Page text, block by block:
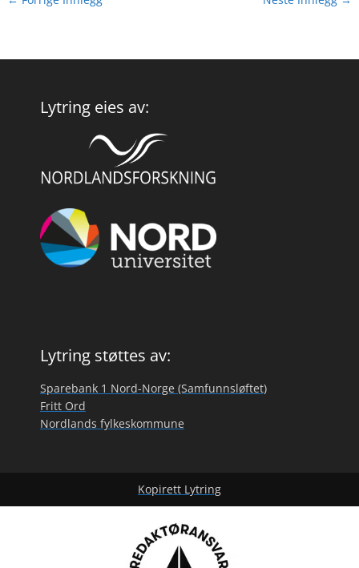
Lytring eies av:
Lytring støttes av:
Sparebank 1 Nord-Norge (Samfunnsløftet)
Fritt Ord
Nordlands fylkeskommune
Kopirett Lytring